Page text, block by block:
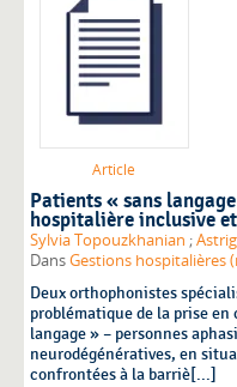
Article
Patients « sans
hospitalière inclusive
Sylvia Topouzkhanian ;
DansGestions hospitalières
Deux orthophonistes
problématique de la prise en
langage » – personnes
neurodégénératives, en
confrontées à la barriè[...]